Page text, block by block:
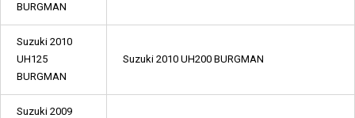
BURGMAN
Suzuki 2010
UH125
BURGMAN
Suzuki 2010 UH200 BURGMAN
Suzuki 2009